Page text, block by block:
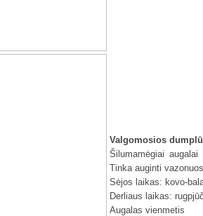
Valgomosios
Šilumamėgiai
Tinka auginti
Sėjos laikas: kovo-
Derliaus laikas:
Augalas vienmetis